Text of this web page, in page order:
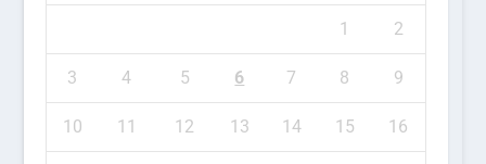
1 2
3 4 5 6 7 8 9
10 11 12 13 14 15 16